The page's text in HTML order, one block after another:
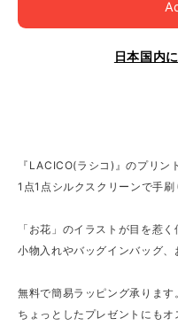
日本国内
『LACICO(ラシコ)』のプリン
1点1点シルクスクリーンで手刷
「お花」のイラストが目を惹く
小物入れやバッグインバッグ、
無料で簡易ラッピング承ります
ちょっとしたプレゼントにも